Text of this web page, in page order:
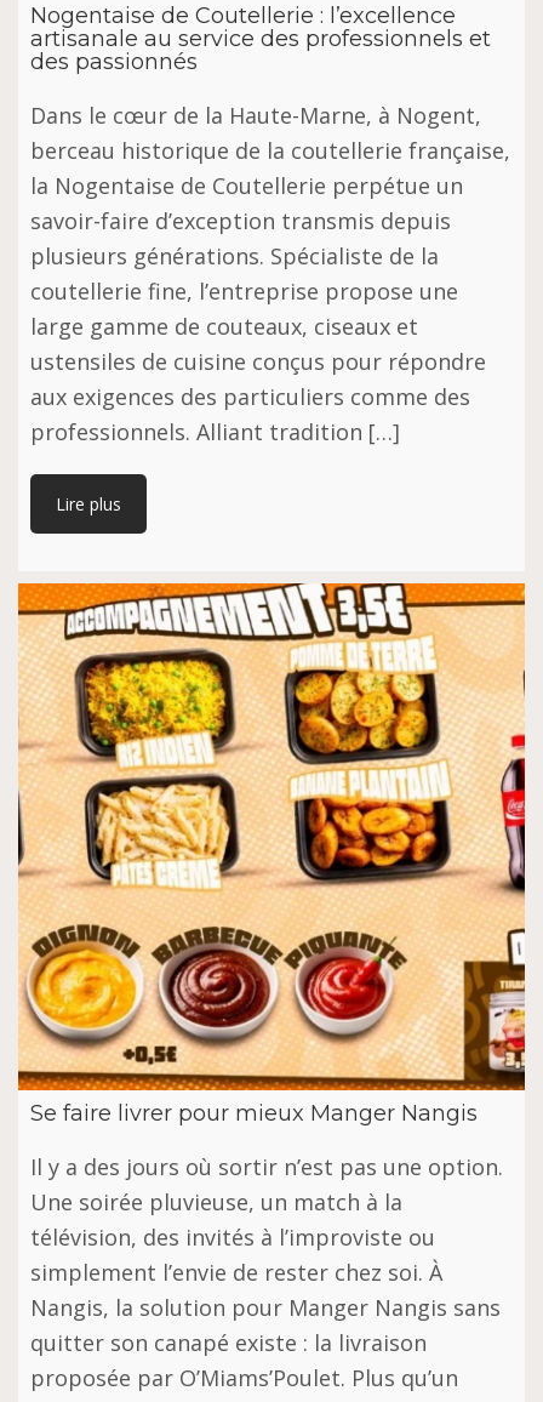
Nogentaise de Coutellerie : l’excellence
artisanale au service des professionnels et
des passionnés
Dans le cœur de la Haute-Marne, à Nogent,
berceau historique de la coutellerie française,
la Nogentaise de Coutellerie perpétue un
savoir-faire d’exception transmis depuis
plusieurs générations. Spécialiste de la
coutellerie fine, l’entreprise propose une
large gamme de couteaux, ciseaux et
ustensiles de cuisine conçus pour répondre
aux exigences des particuliers comme des
professionnels. Alliant tradition […]
Lire plus
Se faire livrer pour mieux Manger Nangis
Il y a des jours où sortir n’est pas une option.
Une soirée pluvieuse, un match à la
télévision, des invités à l’improviste ou
simplement l’envie de rester chez soi. À
Nangis, la solution pour Manger Nangis sans
quitter son canapé existe : la livraison
proposée par O’Miams’Poulet. Plus qu’un